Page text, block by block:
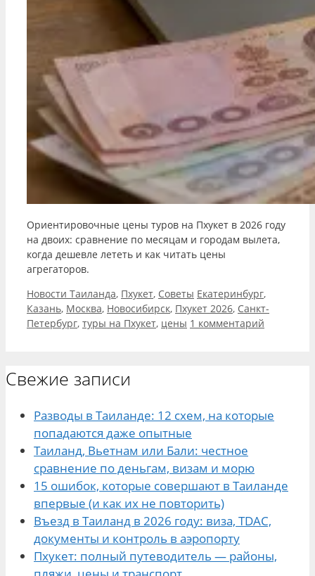
Ориентировочные цены туров на Пхукет в 2026 году
на двоих: сравнение по месяцам и городам вылета,
когда дешевле лететь и как читать цены
агрегаторов.
Рубрики
Новости Таиланда, Пхукет, Советы Метки
Екатеринбург,
Казань, Москва, Новосибирск, Пхукет 2026, Санкт-
Петербург, туры на Пхукет, цены 1 комментарий
Свежие записи
Разводы в Таиланде: 12 схем, на которые
попадаются даже опытные
Таиланд, Вьетнам или Бали: честное
сравнение по деньгам, визам и морю
15 ошибок, которые совершают в Таиланде
впервые (и как их не повторить)
Въезд в Таиланд в 2026 году: виза, TDAC,
документы и контроль в аэропорту
Пхукет: полный путеводитель — районы,